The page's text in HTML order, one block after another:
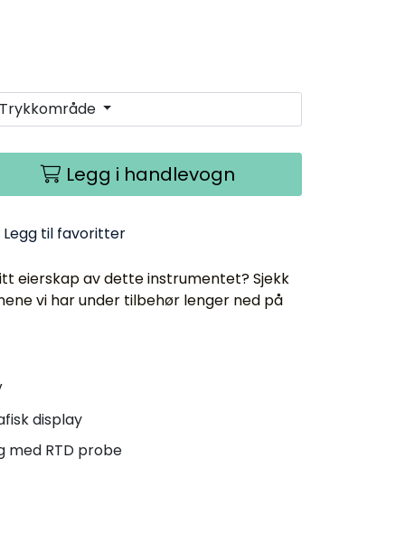
Trykkområde
Legg i handlevogn
Legg til favoritter
eierskap av dette instrumentet? Sjekk
vi har under tilbehør lenger ned på
display
RTD probe